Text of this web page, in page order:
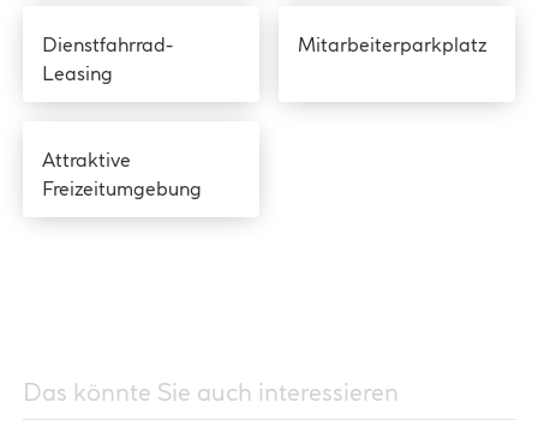
Dienstfahrrad-
Leasing
Mitarbeiterparkplatz
Attraktive
Freizeitumgebung
Das könnte Sie auch interessieren